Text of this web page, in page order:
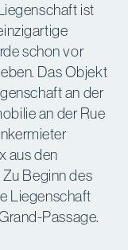
ist
schon vor
Das Objekt
an der
an der Rue
aus den
Zu Beginn des
Liegenschaft
Passage.